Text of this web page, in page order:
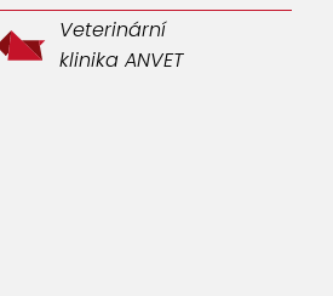
Veterinární
klinika ANVET